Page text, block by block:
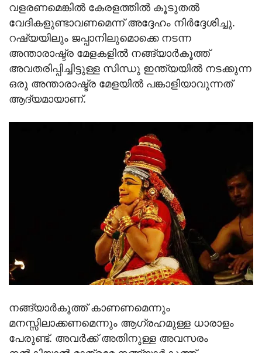
വളരണമെങ്കില്‍ കേരളത്തില്‍ കൂടുതല്‍
വേദികളുണ്ടാവണമെന്ന് അദ്ദേഹം നിര്‍ദ്ദേശിച്ചു.
റഷ്യയിലും ജപ്പാനിലുമൊക്കെ നടന്ന
അന്താരാഷ്ട്ര മേളകളില്‍ നങ്ങ്യാര്‍കൂത്ത്
അവതരിപ്പിച്ചിട്ടുള്ള സിന്ധു ഇന്ത്യയില്‍ നടക്കുന്ന
ഒരു അന്താരാഷ്ട്ര മേളയില്‍ പങ്കാളിയാവുന്നത്
ആദ്യമായാണ്.
നങ്ങ്യാര്‍കൂത്ത് കാണണമെന്നും
മനസ്സിലാക്കണമെന്നും ആഗ്രഹമുള്ള ധാരാളം
പേരുണ്ട്. അവര്‍ക്ക് അതിനുള്ള അവസരം